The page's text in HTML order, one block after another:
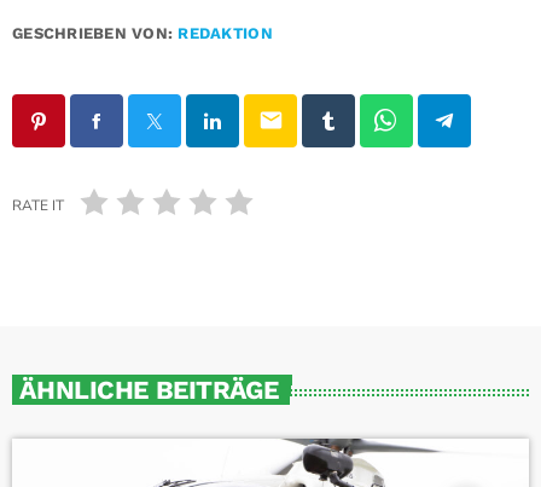
GESCHRIEBEN VON: REDAKTION
email
RATE IT
ÄHNLICHE BEITRÄGE